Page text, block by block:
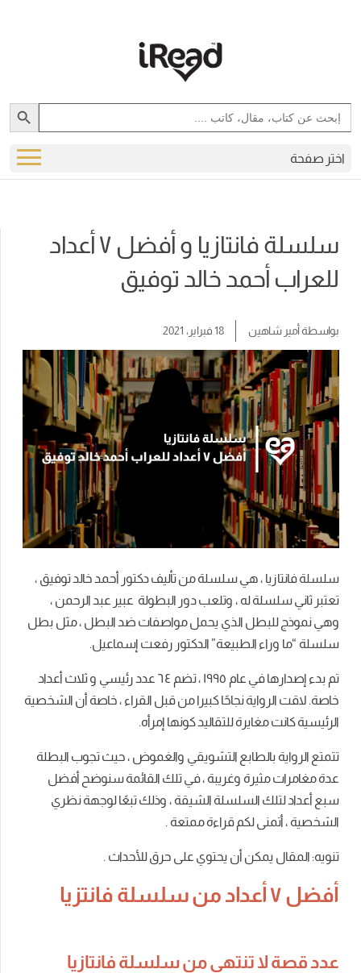
Search
for:
Search Button
اختر صفحة
سلسلة فانتازيا و أفضل ٧ أعداد
للعراب أحمد خالد توفيق
بواسطةأمير شاهين 18 فبراير، 2021
سلسلة فانتازيا ، هي سلسلة من تأليف دكتور أحمد خالد توفيق ،
تعتبر ثاني سلسلة له ، وتلعب دور البطولة عبير عبد الرحمن ،
وهي نموذج للبطل الذي يحمل مواصفات ضد البطل ، مثل بطل
سلسلة “ما وراء الطبيعة” الدكتور رفعت إسماعيل.
تم بدء إصدارها في عام ١٩٩٥ ، تضم ٦٤ عدد رئيسي و ثلاث أعداد
خاصة. لاقت الرواية نجاحًا كبيرا من قبل القراء ، خاصة أن الشخصية
الرئيسية كانت مغايرة للتقاليد كونها إمرأه.
تتمتع الرواية بالطابع التشويقي والغموض ، حيث تجوب البطلة
عدة مغامرات مثيرة وغريبة ، في تلك القائمة سنوضح أفضل
سبع أعداد لتلك السلسلة الشيقة ، وذلك تبعًا لوجهة نظري
الشخصية ، أتمنى لكم قراءة ممتعة .
تنويه: المقال يمكن أن يحتوي على حرق للأحداث .
أفضل ٧ أعداد من سلسلة فانتزيا
عدد قصة لا تنتهي من سلسلة فانتازيا